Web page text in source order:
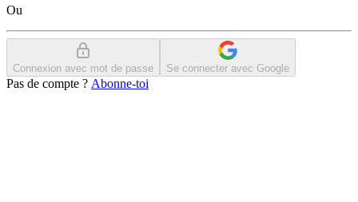
Ou
Connexion avec mot de passe Se connecter avec Google
Pas de compte ? Abonne-toi